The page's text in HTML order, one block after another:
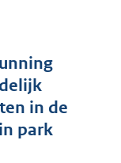
in de
park